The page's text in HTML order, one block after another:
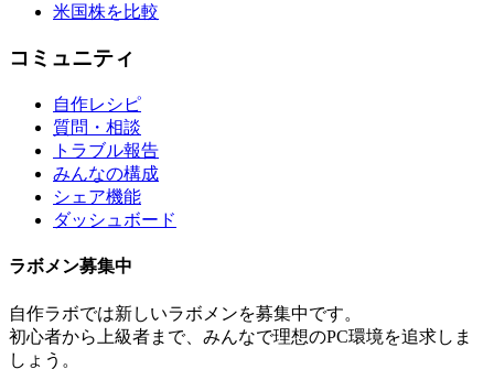
米国株を比較
コミュニティ
自作レシピ
質問・相談
トラブル報告
みんなの構成
シェア機能
ダッシュボード
ラボメン募集中
自作ラボでは新しいラボメンを募集中です。
初心者から上級者まで、みんなで理想のPC環境を追求しま
しょう。